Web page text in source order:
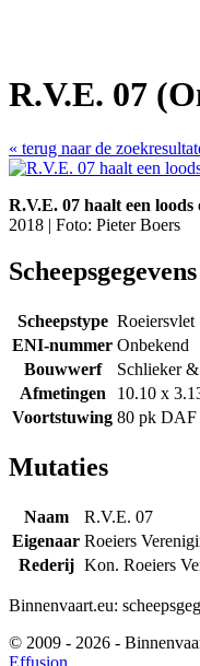
R.V.E. 07
« terug naar de
R.V.E. 07 haalt een
2018 | Foto: Pieter Boers
Scheepsgegevens
Scheepstype Roeiersvlet
ENI-nummer Onbekend
Bouwwerf
Schlieker
Afmetingen
10.10 x
Voortstuwing 80 pk DAF
Mutaties
Naam
R.V.E. 07
Eigenaar Roeiers
Rederij Kon. Roeiers
Binnenvaart.eu:
© 2009 - 2026 -
Effusion